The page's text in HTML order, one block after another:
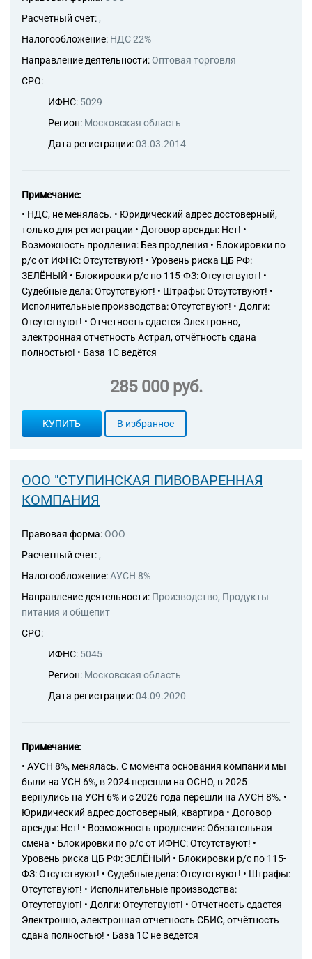
по почте
коммуникационной сети
Интернет
49.41.3 Аренда грузового
автомобильного транспорта с
водителем
49.42 Предоставление услуг
по перевозкам
52.10.9 Хранение и
складирование прочих грузов
82.92 Деятельность по
упаковыванию товаров
46.62.3 Торговля оптовая
Расчетный счет: ,
Налогообложение: НДС 22%
Направление деятельности: Оптовая торговля
СРО:
ИФНС: 5029
Регион: Московская область
Дата регистрации:03.03.2014
Примечание:
• НДС, не менялась. • Юридический адрес достоверный,
только для регистрации • Договор аренды: Нет! •
Возможность продления: Без продления • Блокировки по
р/с от ИФНС: Отсутствуют! • Уровень риска ЦБ РФ:
ЗЕЛЁНЫЙ • Блокировки р/с по 115-ФЗ: Отсутствуют! •
Судебные дела: Отсутствуют! • Штрафы: Отсутствуют! •
Исполнительные производства: Отсутствуют! • Долги:
Отсутствуют! • Отчетность сдается Электронно,
электронная отчетность Астрал, отчётность сдана
полностью! • База 1С ведётся
285 000 руб.
КУПИТЬ В избранное
ООО "СТУПИНСКАЯ ПИВОВАРЕННАЯ
КОМПАНИЯ
Правовая форма: ООО
Расчетный счет: ,
Налогообложение:АУСН 8%
Направление деятельности: Производство, Продукты
питания и общепит
СРО:
ИФНС: 5045
Регион: Московская область
Дата регистрации:04.09.2020
Примечание:
• АУСН 8%, менялась. С момента основания компании мы
были на УСН 6%, в 2024 перешли на ОСНО, в 2025
вернулись на УСН 6% и с 2026 года перешли на АУСН 8%. •
Юридический адрес достоверный, квартира • Договор
аренды: Нет! • Возможность продления: Обязательная
смена • Блокировки по р/с от ИФНС: Отсутствуют! •
Уровень риска ЦБ РФ: ЗЕЛЁНЫЙ • Блокировки р/с по 115-
ФЗ: Отсутствуют! • Судебные дела: Отсутствуют! • Штрафы:
Отсутствуют! • Исполнительные производства:
Отсутствуют! • Долги: Отсутствуют! • Отчетность сдается
Электронно, электронная отчетность СБИС, отчётность
сдана полностью! • База 1С не ведется